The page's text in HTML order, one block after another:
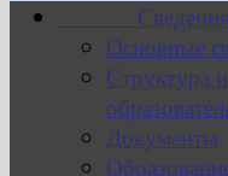
Основные
Структура
Документы